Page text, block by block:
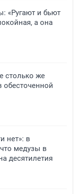
«Ругают и бьют
а она
столько же
обесточенной
нет»: в
медузы в
десятилетия